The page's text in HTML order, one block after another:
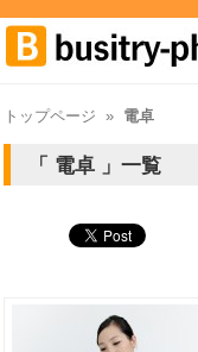
トップページ » 電卓
電卓 一覧